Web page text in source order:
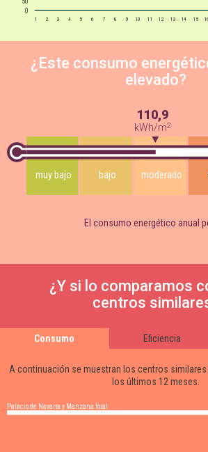
1 2 3 4 5 6 7 8 9 10 11 12 13 14 15 16
0
¿Este consumo
elevado?
muy bajo bajo moderado
110,9
kWh/m2
El consumo energético anual
¿Y si lo comparamos
centros
Consumo Eficiencia
A continuación se muestran los centros
los últimos 12 meses.
Palacio de Navarra y Manzana foral